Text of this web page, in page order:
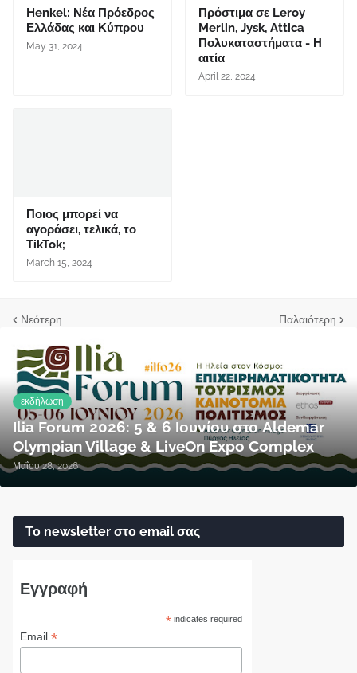
Henkel: Νέα Πρόεδρος
Ελλάδας και Κύπρου
May 31, 2024
Πρόστιμα σε Leroy
Merlin, Jysk, Attica
Πολυκαταστήματα - Η
αιτία
April 22, 2024
Ποιος μπορεί να
αγοράσει, τελικά, το
TikTok;
March 15, 2024
Νεότερη Παλαιότερη
εκδήλωση
Ilia Forum 2026: 5 & 6 Ιουνίου στο Aldemar
Olympian Village & LiveOn Expo Complex
Μαΐου 28, 2026
Το newsletter στο email σας
Εγγραφή
* indicates required
Email *